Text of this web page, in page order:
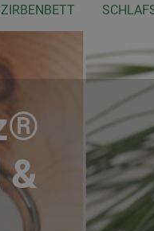
ZIRBENBETT
&